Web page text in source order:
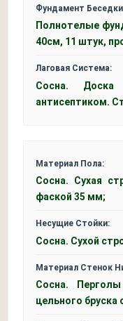
Фундамент
Полнотелые
40см, 11 штук,
Лаговая Система:
Сосна. Доска
антисептиком.
Материал Пола:
Сосна. Сухая
фаской 35 мм;
Несущие Стойки:
Сосна. Сухой
Материал Стенок
Сосна.
цельного бруска